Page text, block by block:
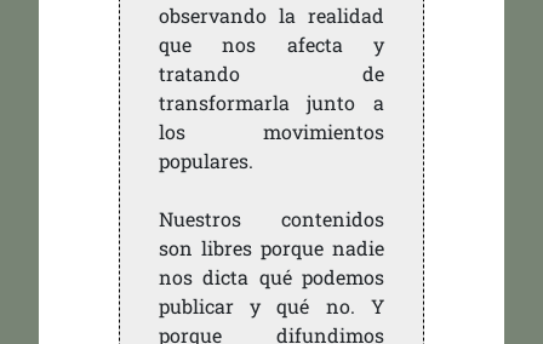
observando la realidad
que nos afecta y
tratando de
transformarla junto a
los movimientos
populares.
Nuestros contenidos
son libres porque nadie
nos dicta qué podemos
publicar y qué no. Y
porque difundimos